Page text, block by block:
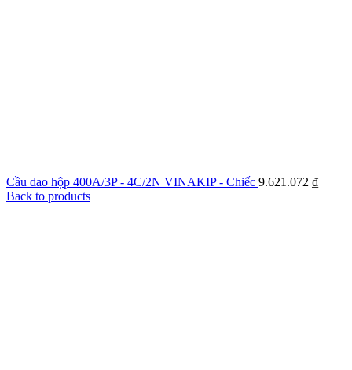
Cầu dao hộp 400A/3P - 4C/2N VINAKIP - Chiếc 9.621.072 ₫
Back to products